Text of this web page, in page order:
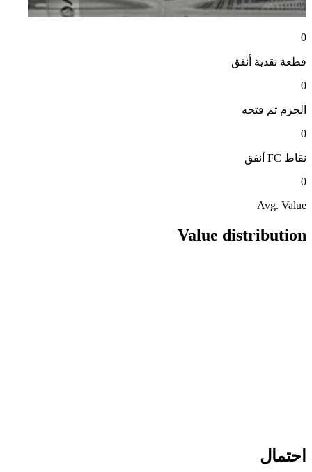
0
قطعة نقدية أنفق
0
الحزم تم فتحه
0
نقاط FC
أنفق
0
Avg. Value
Value distribution
احتمال